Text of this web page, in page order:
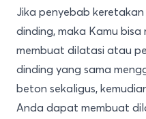
Jika penyebab
dinding, maka Kamu
membuat dilatasi atau
dinding yang sama
beton sekaligus,
Anda dapat membuat